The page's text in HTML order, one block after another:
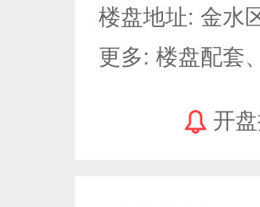
楼盘地址: 金水
更多: 楼盘配套
开